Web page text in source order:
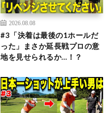
2026.08.08
#3「決着は最後の1ホールだ
った」まさか延長戦プロの意
地を見せられるか…！？